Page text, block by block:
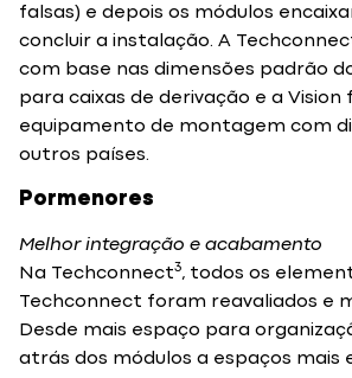
falsas) e depois os módulos
concluir a instalação. A
com base nas dimensões padrão
para caixas de derivação e a
equipamento de montagem com
outros países.
Pormenores
Melhor integração e acabamento
Na Techconnect3, todos os
Techconnect foram reavaliados e
Desde mais espaço para
atrás dos módulos a espaços mais